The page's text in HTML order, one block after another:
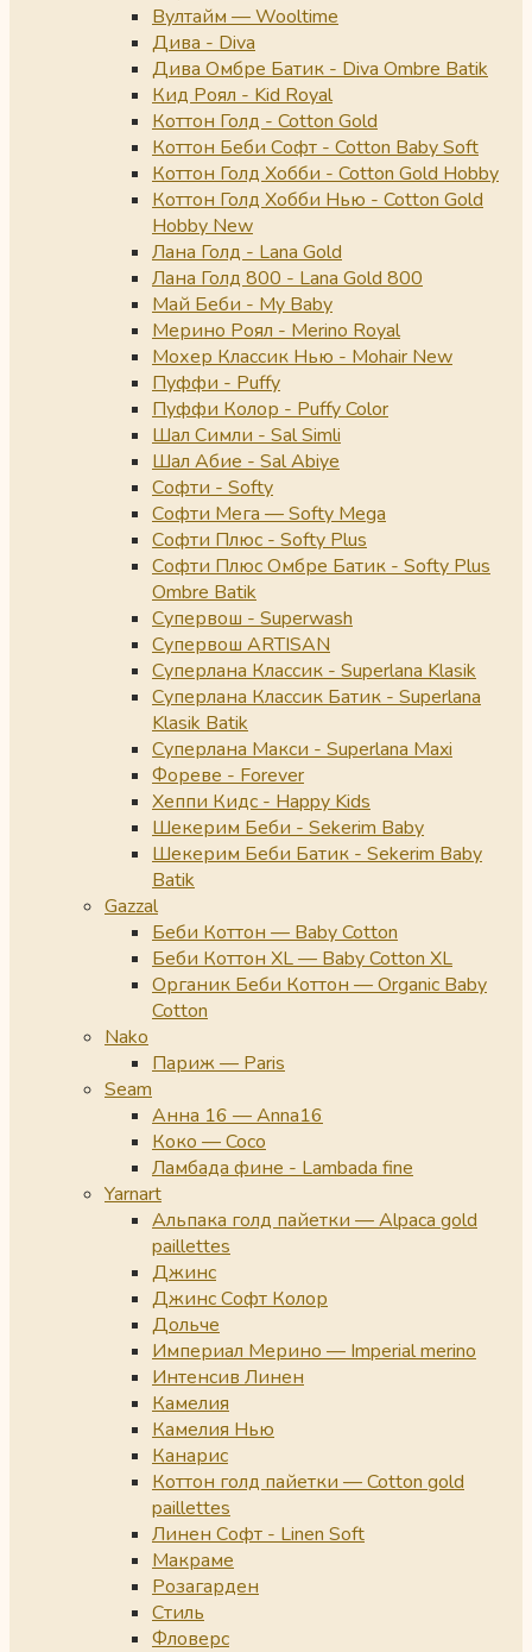
Вултайм — Wooltime
Дива - Diva
Дива Омбре Батик - Diva Ombre Batik
Кид Роял - Kid Royal
Коттон Голд - Cotton Gold
Коттон Беби Софт - Cotton Baby Soft
Коттон Голд Хобби - Cotton Gold Hobby
Коттон Голд Хобби Нью - Cotton Gold
Hobby New
Лана Голд - Lana Gold
Лана Голд 800 - Lana Gold 800
Май Беби - My Baby
Мерино Роял - Merino Royal
Мохер Классик Нью - Mohair New
Пуффи - Puffy
Пуффи Колор - Puffy Color
Шал Симли - Sal Simli
Шал Абие - Sal Abiye
Софти - Softy
Софти Мега — Softy Mega
Софти Плюс - Softy Plus
Софти Плюс Омбре Батик - Softy Plus
Ombre Batik
Супервош - Superwash
Супервош ARTISAN
Суперлана Классик - Superlana Klasik
Суперлана Классик Батик - Superlana
Klasik Batik
Суперлана Макси - Superlana Maxi
Фореве - Forever
Хеппи Кидс - Happy Kids
Шекерим Беби - Sekerim Baby
Шекерим Беби Батик - Sekerim Baby
Batik
Gazzal
Беби Коттон — Baby Cotton
Беби Коттон XL — Baby Cotton XL
Органик Беби Коттон — Organic Baby
Cotton
Nako
Париж — Paris
Seam
Анна 16 — Anna16
Коко — Coco
Ламбада фине - Lambada fine
Yarnart
Альпака голд пайетки — Alpaca gold
paillettes
Джинс
Джинс Софт Колор
Дольче
Империал Мерино — Imperial merino
Интенсив Линен
Камелия
Камелия Нью
Канарис
Коттон голд пайетки — Cotton gold
paillettes
Линен Софт - Linen Soft
Макраме
Розагарден
Стиль
Фловерс